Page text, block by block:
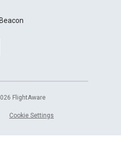
FlightAware
Cookie Settings